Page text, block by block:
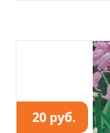
20 руб.